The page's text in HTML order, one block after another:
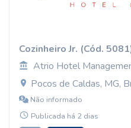
Cozinheiro Jr. (Cód.
Atrio Hotel
Pocos de Caldas, MG,
Não informado
Publicada há 2 dias